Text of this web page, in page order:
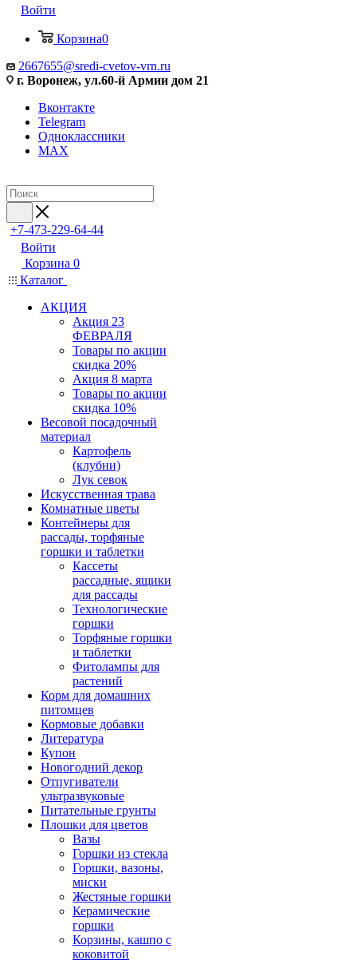
Войти
Корзина0
2667655@sredi-cvetov-vrn.ru
г. Воронеж, ул.60-й Армии дом 21
Вконтакте
Telegram
Одноклассники
MAX
+7-473-229-64-44
Войти
Корзина 0
Каталог
АКЦИЯ
Акция 23
ФЕВРАЛЯ
Товары по акции
скидка 20%
Акция 8 марта
Товары по акции
скидка 10%
Весовой посадочный
материал
Картофель
(клубни)
Лук севок
Искусственная трава
Комнатные цветы
Контейнеры для
рассады, торфяные
горшки и таблетки
Кассеты
рассадные, ящики
для рассады
Технологические
горшки
Торфяные горшки
и таблетки
Фитолампы для
растений
Корм для домашних
питомцев
Кормовые добавки
Литература
Купон
Новогодний декор
Отпугиватели
ультразвуковые
Питательные грунты
Плошки для цветов
Вазы
Горшки из стекла
Горшки, вазоны,
миски
Жестяные горшки
Керамические
горшки
Корзины, кашпо с
коковитой